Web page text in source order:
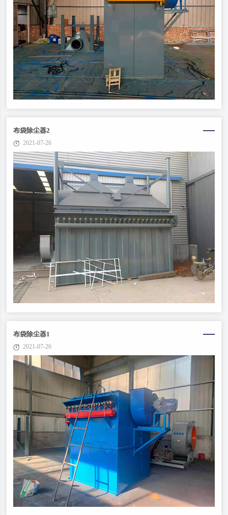
布袋除尘器2
2021-07-26
布袋除尘器1
2021-07-26